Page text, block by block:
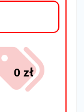
0 zł